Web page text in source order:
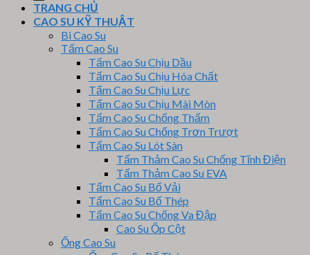
TRANG CHỦ
CAO SU KỸ THUẬT
Bi Cao Su
Tấm Cao Su
Tấm Cao Su Chịu Dầu
Tấm Cao Su Chịu Hóa Chất
Tấm Cao Su Chịu Lực
Tấm Cao Su Chịu Mài Mòn
Tấm Cao Su Chống Thấm
Tấm Cao Su Chống Trơn Trượt
Tấm Cao Su Lót Sàn
Tấm Thảm Cao Su Chống Tĩnh Điện
Tấm Thảm Cao Su EVA
Tấm Cao Su Bố Vải
Tấm Cao Su Bố Thép
Tấm Cao Su Chống Va Đập
Cao Su Ốp Cột
Ống Cao Su